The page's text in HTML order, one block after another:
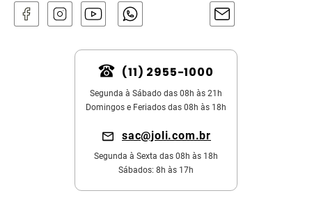
(11) 2955-1000
Segunda à Sábado das 08h às 21h
Domingos e Feriados das 08h às 18h
sac@joli.com.br
Segunda à Sexta das 08h às 18h
Sábados: 8h às 17h